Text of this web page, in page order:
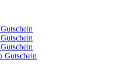
Gutschein